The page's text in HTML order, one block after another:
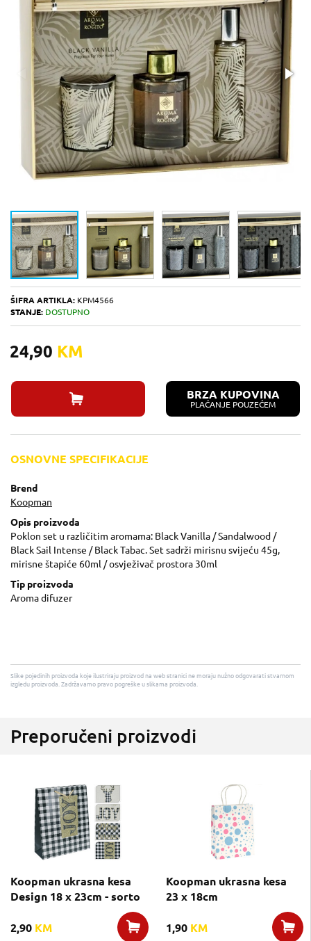
ŠIFRA ARTIKLA: KPM4566
STANJE: DOSTUPNO
24,90 KM
BRZA KUPOVINA
PLAĆANJE POUZEĆEM
OSNOVNE SPECIFIKACIJE
Brend
Koopman
Opis proizvoda
Poklon set u različitim aromama: Black Vanilla / Sandalwood /
Black Sail Intense / Black Tabac. Set sadrži mirisnu svijeću 45g,
mirisne štapiće 60ml / osvježivač prostora 30ml
Tip proizvoda
Aroma difuzer
Slike pojedinih proizvoda koje ilustriraju proizvod na web stranici ne moraju nužno odgovarati stvarnom
izgledu proizvoda. Zadržavamo pravo pogreške u slikama proizvoda.
Preporučeni proizvodi
Koopman ukrasna kesa
Design 18 x 23cm - sorto
2,90 KM
Koopman ukrasna kesa
23 x 18cm
1,90 KM